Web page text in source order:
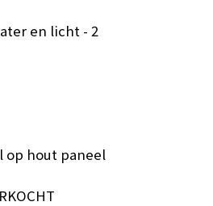
en licht - 2
op hout paneel